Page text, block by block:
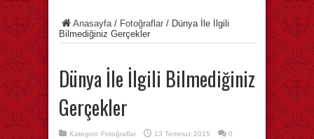
Anasayfa/ Fotoğraflar / Dünya İle İlgili
Bilmediğiniz Gerçekler
Dünya İle İlgili Bilmediğiniz
Gerçekler
Kategori: Fotoğraflar 13 Temmuz 2015
0